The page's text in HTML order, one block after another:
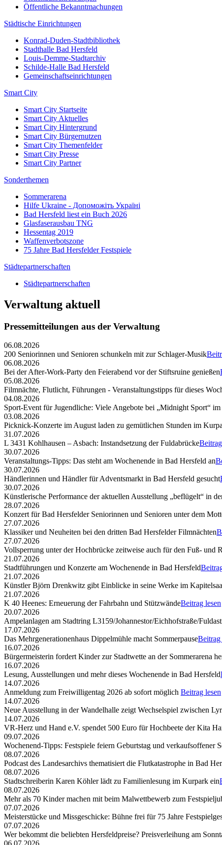
Öffentliche Bekanntmachungen
Städtische Einrichtungen
Konrad-Duden-Stadtbibliothek
Stadthalle Bad Hersfeld
Louis-Demme-Stadtarchiv
Schilde-Halle Bad Hersfeld
Gemeinschaftseinrichtungen
Smart City
Smart City Startseite
Smart City Aktuelles
Smart City Hintergrund
Smart City Bürgernutzen
Smart City Themenfelder
Smart City Presse
Smart City Partner
Sonderthemen
Sommerarena
Hilfe Ukraine - Допоможіть Україні
Bad Hersfeld liest ein Buch 2026
Glasfaserausbau TNG
Hessentag 2019
Waffenverbotszone
75 Jahre Bad Hersfelder Festspiele
Städtepartnerschaften
Städtepartnerschaften
Verwaltung aktuell
Pressemitteilungen aus der Verwaltung
06.08.2026
200 Seniorinnen und Senioren schunkeln mit zur Schlager-Musik
06.08.2026
Bei der After-Work-Party den Feierabend vor der Stiftsruine genießen
05.08.2026
Filmnächte, Flutlicht, Führungen - Veranstaltungstipps für dieses
04.08.2026
Sport-Event für Jugendliche: Viele Angebote bei „Midnight Sport“
03.08.2026
Picknick-Konzerte im August laden zu gemütlichen Stunden im
31.07.2026
L 3431 Kohlhausen – Asbach: Instandsetzung der Fuldabrücke
30.07.2026
Veranstaltungs-Tipps: Das steht am Wochenende in Bad Hersfeld an
30.07.2026
Händlerinnen und Händler für Adventsmarkt in Bad Hersfeld gesucht
30.07.2026
Künstlerische Performance der aktuellen Ausstellung „beflügelt“ in
28.07.2026
Konzert für Bad Hersfelder Seniorinnen und Senioren unter dem
27.07.2026
Klassiker und Neuheiten bei den dritten Bad Hersfelder Filmnächten
27.07.2026
Vollsperrung unter der Hochbrücke zeitweise auch für den Fuß- und
21.07.2026
Stadtführungen und Konzerte am Wochenende in Bad Hersfeld
21.07.2026
Künstler Björn Drenkwitz gibt Einblicke in seine Werke im
21.07.2026
K 40 Heenes: Erneuerung der Fahrbahn und StützwändeBeitrag lesen
20.07.2026
Ampelanlagen am Stadtring L3159/Johannestor/Eichhofstraße/
17.07.2026
Das Mehrgenerationenhaus Dippelmühle macht SommerpauseBeitrag
16.07.2026
Bürgermeisterin fordert Kinder zur Stadtwette an der Sommerarena
16.07.2026
Lesung, Ausstellungen und mehr dieses Wochenende in Bad Hersfeld
14.07.2026
Anmeldung zum Freiwilligentag 2026 ab sofort möglich Beitrag lesen
14.07.2026
Neue Ausstellung in der Wandelhalle zeigt Wechselspiel zwischen
14.07.2026
VR-Herz und Hand e.V. spendet 500 Euro für Hochbeete der Kita
09.07.2026
Wochenend-Tipps: Festspiele feiern Geburtstag und verkaufsoffener
08.07.2026
Podcast des Landesarchivs thematisiert die Flutkatastrophe in Bad
08.07.2026
Stadtschreiberin Karen Köhler lädt zu Familienlesung im Kurpark ein
08.07.2026
Mehr als 70 Kinder machen mit beim Malwettbewerb zum
07.07.2026
Meisterstücke und Missgeschicke: Bühne frei für 75 Jahre
07.07.2026
Wer bekommt die beliebten Hersfeldpreise? Preisverleihung am